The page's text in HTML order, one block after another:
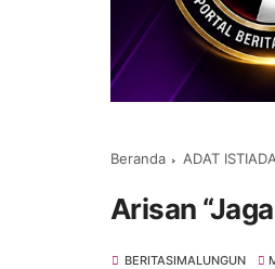
Beranda ADAT
Arisan
BERITASIMALUNGUN